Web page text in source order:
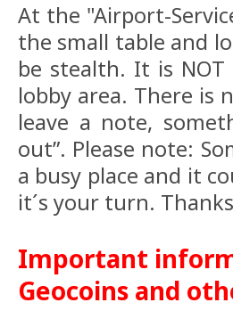
At the "Airport-
the small table and
be stealth. It is
lobby area. There is
leave a note,
out”. Please note:
a busy place and it
it´s your turn.
Important
Geocoins and